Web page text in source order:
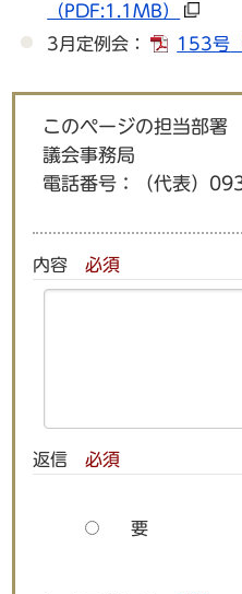
（PDF:1.1MB）
3月定例会：
153号
このページの担当部署
議会事務局
電話番号：
（代表）
内容 必須
返信 必須
要